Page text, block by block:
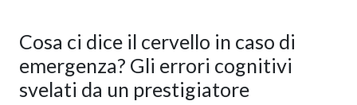
Cosa ci dice il cervello in caso di
emergenza? Gli errori cognitivi
svelati da un prestigiatore